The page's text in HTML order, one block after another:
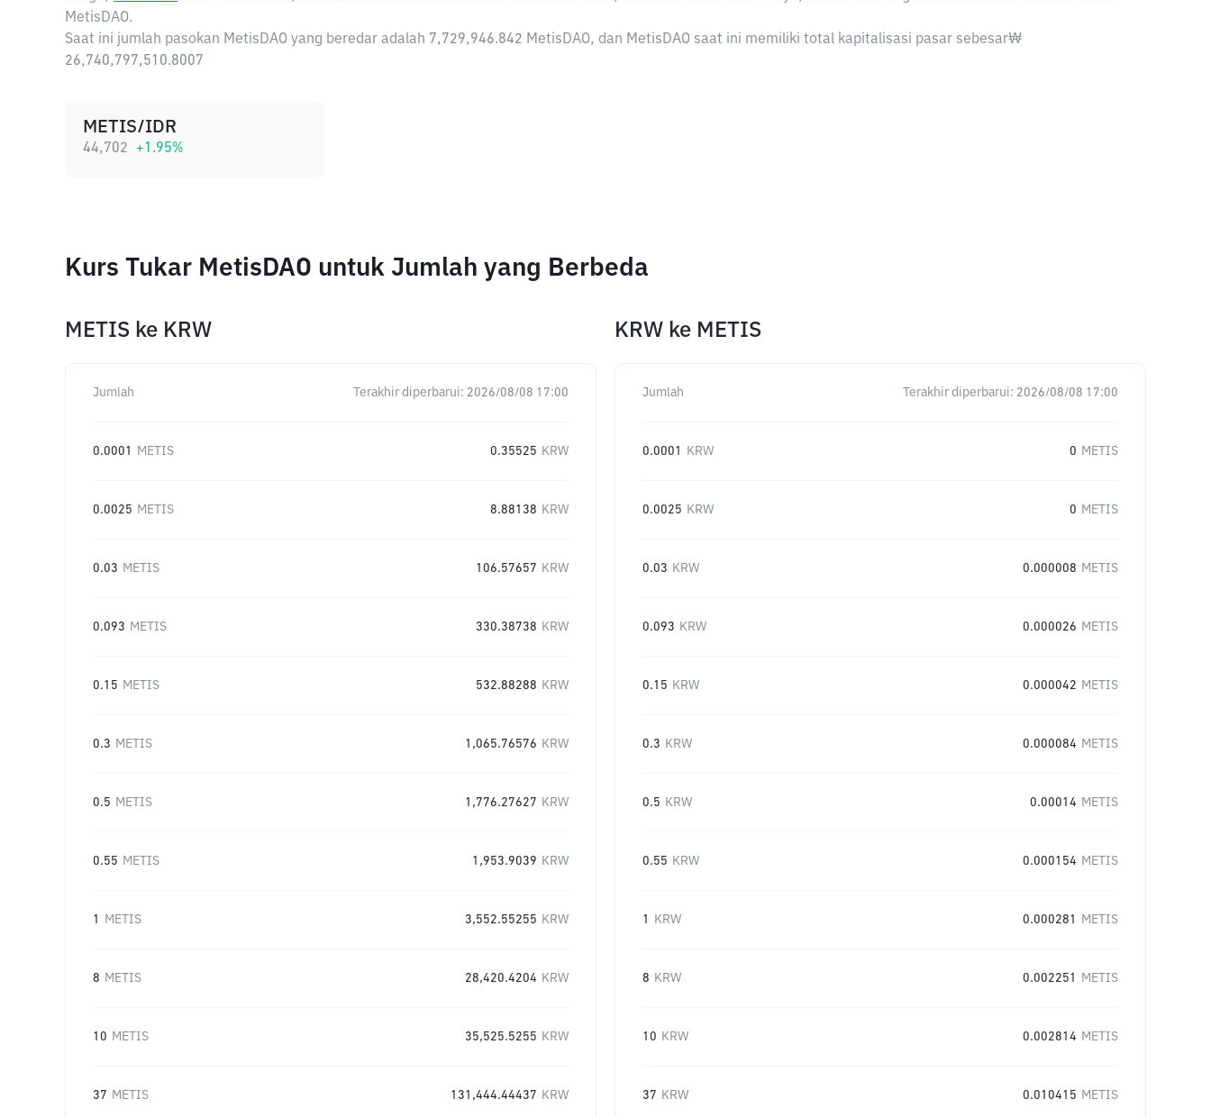
MetisDAO.
Saat ini jumlah pasokan MetisDAO yang beredar adalah 7,729,946.842 MetisDAO, dan MetisDAO saat ini memiliki total kapitalisasi pasar sebesar₩
26,740,797,510.8007
METIS/IDR
44,702 +1.95%
Kurs Tukar MetisDAO untuk Jumlah yang Berbeda
METIS ke KRW
Jumlah Terakhir diperbarui: 2026/08/08 17:00
0.0001 METIS 0.35525 KRW
0.0025 METIS 8.88138 KRW
0.03 METIS 106.57657 KRW
0.093 METIS 330.38738 KRW
0.15 METIS 532.88288 KRW
0.3 METIS 1,065.76576 KRW
0.5 METIS 1,776.27627 KRW
0.55 METIS 1,953.9039 KRW
1 METIS 3,552.55255 KRW
8 METIS 28,420.4204 KRW
10 METIS 35,525.5255 KRW
37 METIS 131,444.44437 KRW
KRW ke METIS
Jumlah Terakhir diperbarui: 2026/08/08 17:00
0.0001 KRW 0 METIS
0.0025 KRW 0 METIS
0.03 KRW 0.000008 METIS
0.093 KRW 0.000026 METIS
0.15 KRW 0.000042 METIS
0.3 KRW 0.000084 METIS
0.5 KRW 0.00014 METIS
0.55 KRW 0.000154 METIS
1 KRW 0.000281 METIS
8 KRW 0.002251 METIS
10 KRW 0.002814 METIS
37 KRW 0.010415 METIS